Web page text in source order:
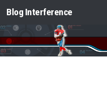
Saltar al contenido
Blog Interference